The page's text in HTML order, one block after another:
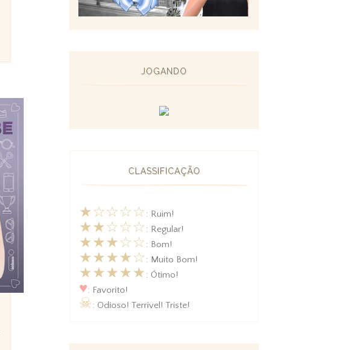
JOGANDO
CLASSIFICAÇÃO
★☆☆☆☆: Ruim!
★★☆☆☆: Regular!
★★★☆☆: Bom!
★★★★☆: Muito Bom!
★★★★★: Ótimo!
♥: Favorito!
☠: Odioso! Terrível! Triste!